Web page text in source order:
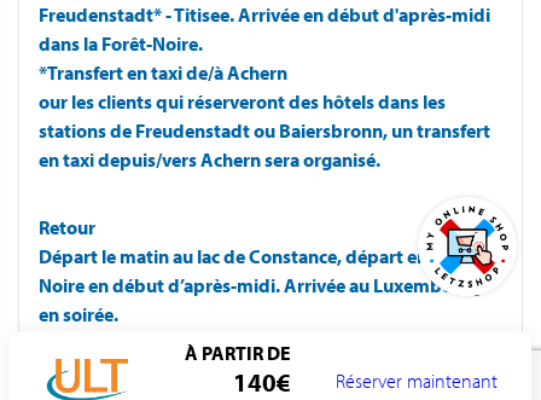
À PARTIR DE
140€ Réserver maintenant
Freudenstadt* - Titisee. Arrivée en début d'après-midi
dans la Forêt-Noire.
*Transfert en taxi de/à Achern
our les clients qui réserveront des hôtels dans les
stations de Freudenstadt ou Baiersbronn, un transfert
en taxi depuis/vers Achern sera organisé.
Retour
Départ le matin au lac de Constance, départ en Forêt-
Noire en début d’après-midi. Arrivée au Luxembourg
en soirée.
Bien à savoir